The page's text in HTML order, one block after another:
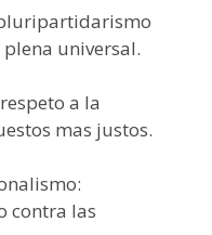
universal.
a la
mas justos.
contra las